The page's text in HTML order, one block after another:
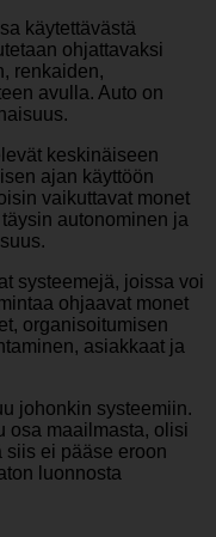
käytettävästä
ohjattavaksi
renkaiden,
avulla. Auto on
keskinäiseen
ajan käyttöön
vaikuttavat monet
autonominen ja
systeemejä, joissa voi
ohjaavat monet
organisoitumisen
asiakkaat ja
johonkin systeemiin.
osa maailmasta, olisi
siis ei pääse eroon
luonnosta